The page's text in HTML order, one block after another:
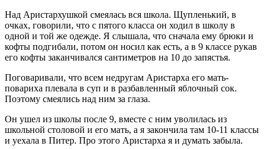
Над Аристархушкой смеялась вся школа. Щупленький, в
очках, говорили, что с пятого класса он ходил в школу в
одной и той же одежде. Я слышала, что сначала ему брюки и
кофты подгибали, потом он носил как есть, а в 9 классе рукав
его кофты заканчивался сантиметров на 10 до запястья.
Поговаривали, что всем недругам Аристарха его мать-
повариха плевала в суп и в разбавленный яблочный сок.
Поэтому смеялись над ним за глаза.
Он ушел из школы после 9, вместе с ним уволилась из
школьной столовой и его мать, а я закончила там 10-11 классы
и уехала в Питер. Про этого Аристарха я и думать забыла.